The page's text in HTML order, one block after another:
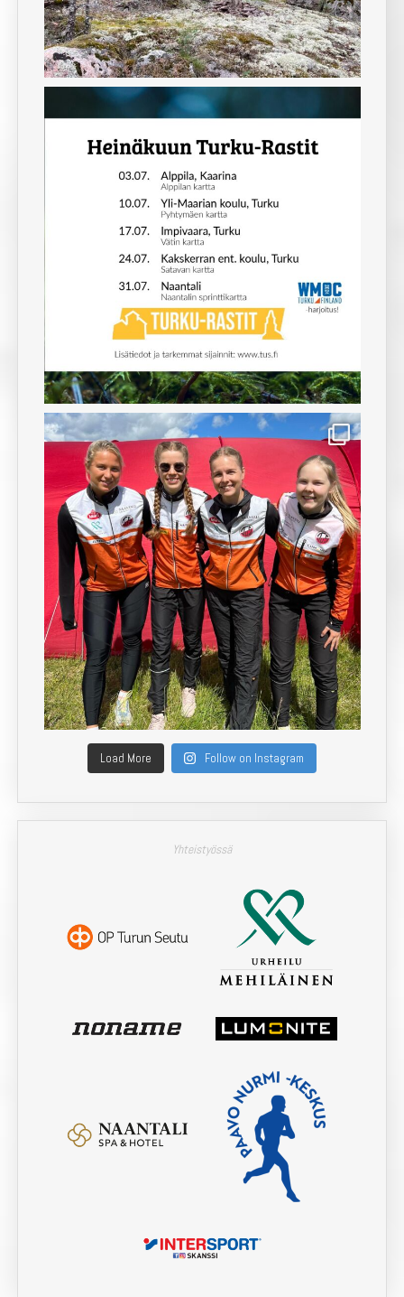
Load More Follow on Instagram
Yhteistyössä